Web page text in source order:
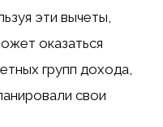
эти вычеты,
оказаться
групп дохода,
свои